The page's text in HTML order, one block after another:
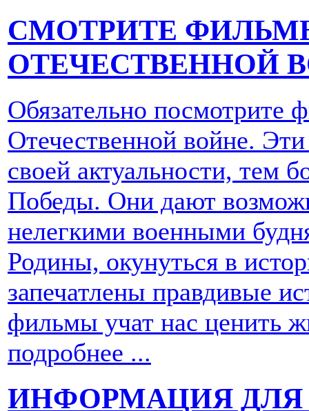
СМОТРИТЕ
ОТЕЧЕСТВЕННОЙ
Обязательно посмотрите
Отечественной войне.
своей актуальности, тем
Победы. Они дают
нелегкими военными
Родины, окунуться в
запечатлены правдивые
фильмы учат нас ценить
подробнее ...
ИНФОРМАЦИЯ